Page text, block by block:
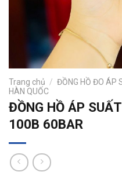
Trang chủ / ĐỒNG HỒ ĐO ÁP
HÀN QUỐC
ĐỒNG HỒ ÁP
100B 60BAR